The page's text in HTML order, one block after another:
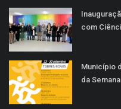
com
Município
da